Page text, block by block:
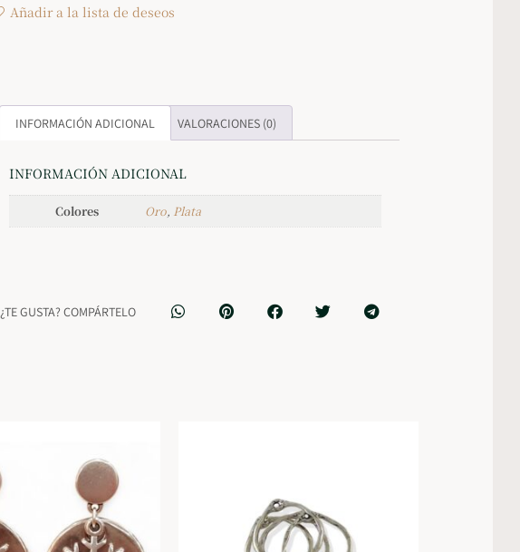
Añadir a la lista de deseos
INFORMACIÓN ADICIONAL VALORACIONES (0)
INFORMACIÓN ADICIONAL
Colores Oro, Plata
¿TE GUSTA? COMPÁRTELO